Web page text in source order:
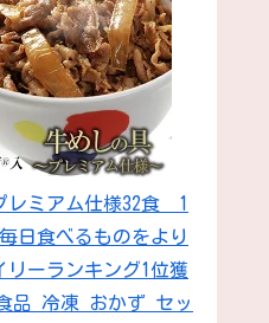
レミアム仕様32食 1
日食べるものをより
リーランキング1位獲
品 冷凍 おかず セッ